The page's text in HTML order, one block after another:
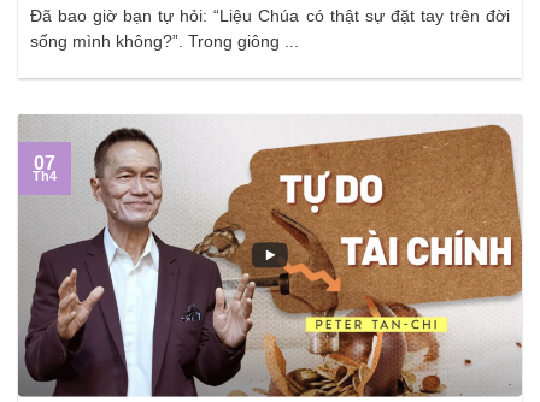
Đã bao giờ bạn tự hỏi: “Liệu Chúa có thật sự đặt tay trên đời
sống mình không?”. Trong giông ...
07
Th4